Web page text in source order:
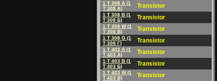
1 T 308 A (1
T 308 A)
Transistor
1 T 308 B (1
T 308 Б)
Transistor
1 T 308 W (1
T 308 B)
Transistor
1 T 308 G (1
T 308 Г)
Transistor
1 T 403 A (1
T 403 A)
Transistor
1 T 403 B (1
T 403 Б)
Transistor
1 T 403 W (1
T 403 B)
Transistor